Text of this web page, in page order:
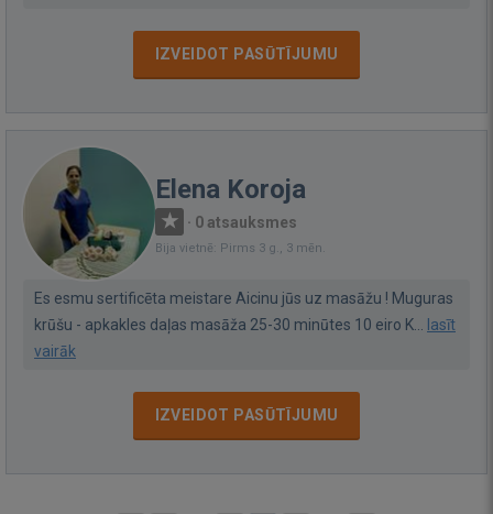
IZVEIDOT PASŪTĪJUMU
Elena Koroja
· 0 atsauksmes
Bija vietnē: Pirms 3 g., 3 mēn.
Es esmu sertificēta meistare Aicinu jūs uz masāžu ! Muguras
krūšu - apkakles daļas masāža 25-30 minūtes 10 eiro K... lasīt
vairāk
IZVEIDOT PASŪTĪJUMU